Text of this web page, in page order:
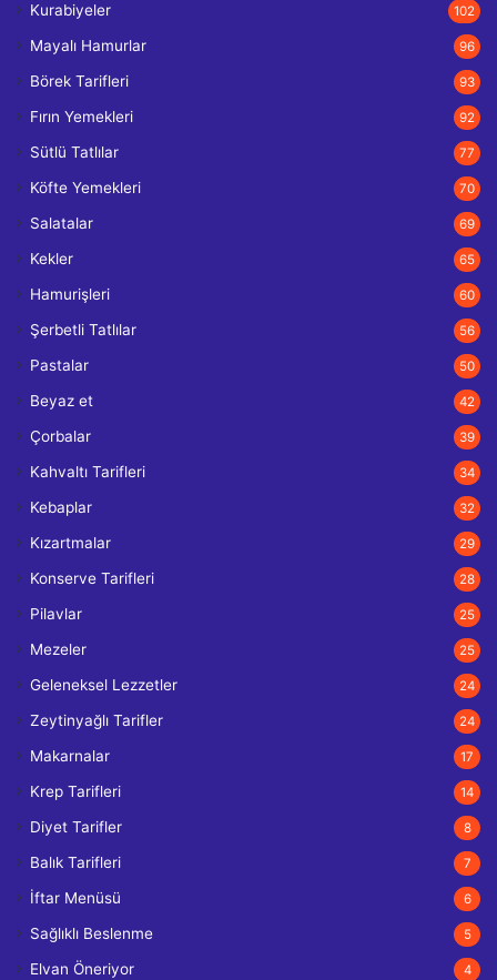
Kurabiyeler 102
Mayalı Hamurlar 96
Börek Tarifleri 93
Fırın Yemekleri 92
Sütlü Tatlılar 77
Köfte Yemekleri 70
Salatalar 69
Kekler 65
Hamurişleri 60
Şerbetli Tatlılar 56
Pastalar 50
Beyaz et 42
Çorbalar 39
Kahvaltı Tarifleri 34
Kebaplar 32
Kızartmalar 29
Konserve Tarifleri 28
Pilavlar 25
Mezeler 25
Geleneksel Lezzetler 24
Zeytinyağlı Tarifler 24
Makarnalar 17
Krep Tarifleri 14
Diyet Tarifler 8
Balık Tarifleri 7
İftar Menüsü 6
Sağlıklı Beslenme 5
Elvan Öneriyor 4